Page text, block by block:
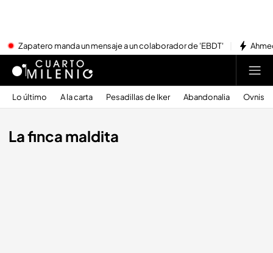
Zapatero manda un mensaje a un colaborador de 'EBDT'
Lo último A la carta Pesadillas de Iker Abandonalia Ovnis
La finca maldita